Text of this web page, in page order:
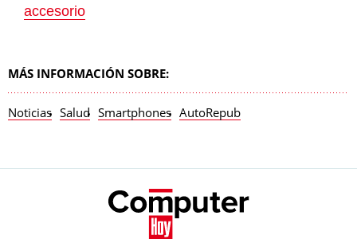
accesorio
MÁS INFORMACIÓN SOBRE:
Noticias Salud Smartphones AutoRepub